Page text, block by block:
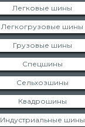
Легковые шины
Легкогрузовые шины
Грузовые шины
Спецшины
Сельхозшины
Квадрошины
Индустриальные шины